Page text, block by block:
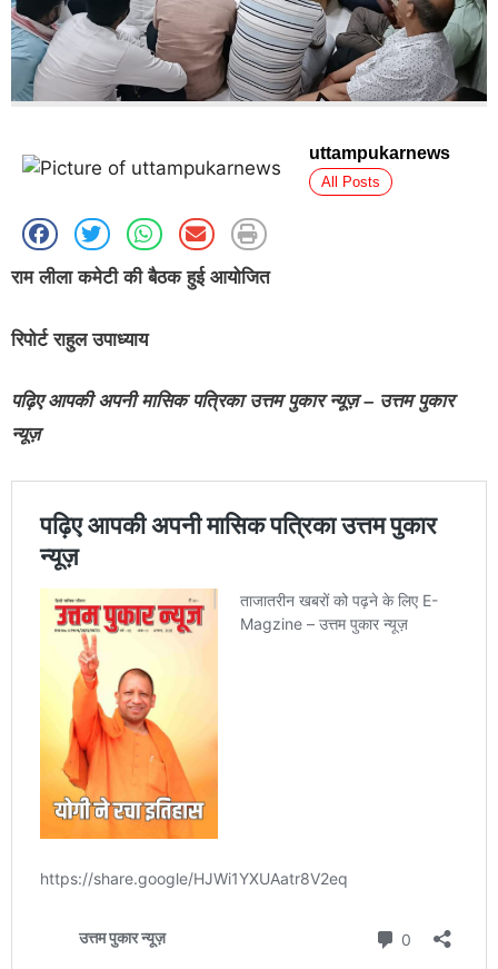
uttampukarnews
All Posts
राम लीला कमेटी की बैठक हुई आयोजित
रिपोर्ट राहुल उपाध्याय
पढ़िए आपकी अपनी मासिक पत्रिका उत्तम पुकार न्यूज़ – उत्तम पुकार
न्यूज़